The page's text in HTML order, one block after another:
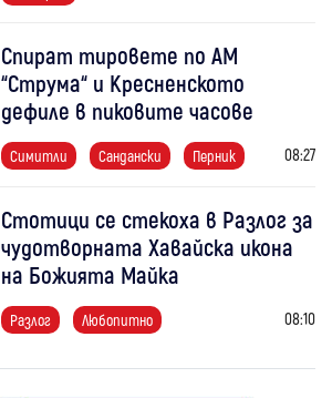
Спират тировете по АМ
“Струма“ и Кресненското
дефиле в пиковите часове
Симитли Сандански Перник 08:27
Стотици се стекоха в Разлог за
чудотворната Хавайска икона
на Божията Майка
Разлог Любопитно 08:10